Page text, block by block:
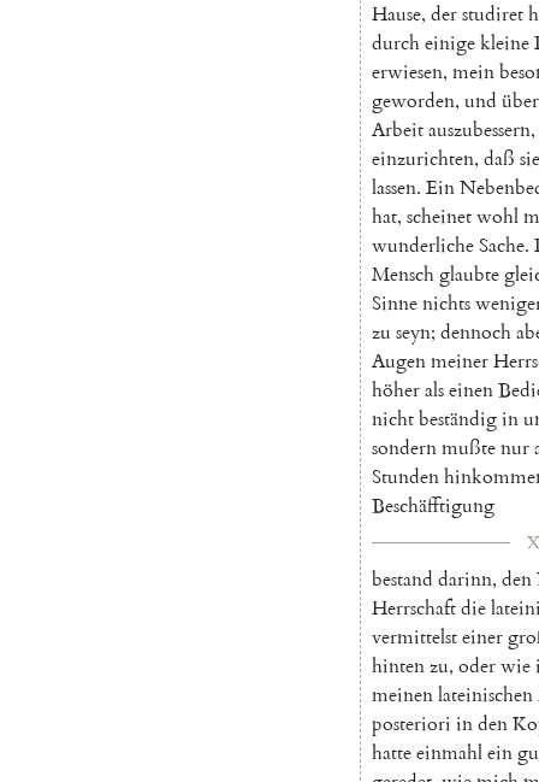
Hause, derstudiret
durcheinigekleine
erwiesen, mein
geworden, und
Arbeitauszubessern,
einzurichten, daß sie
lassen. Ein
hat, scheinetwohl
wunderlicheSache.
Menschglaubte
Sinnenichts
zu seyn; dennoch
Augenmeiner
höheralseinen
nichtbeständigin
sondernmußtenur
Stunden
Beschäfftigung
bestand darinn, den
Herrschaftdie
vermittelsteiner
hintenzu, oderwie
meinenlateinischen
posteriori inden
hatteeinmahlein